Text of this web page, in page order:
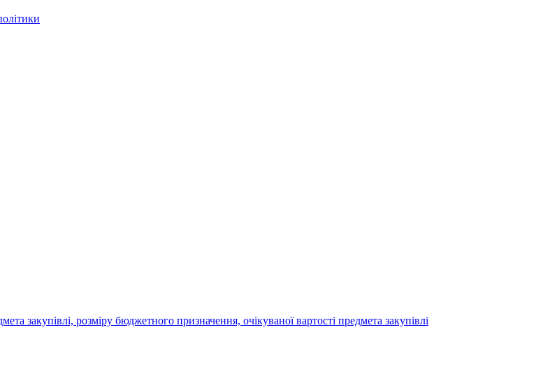
закупівлі, розміру бюджетного призначення, очікуваної вартості предмета закупівлі